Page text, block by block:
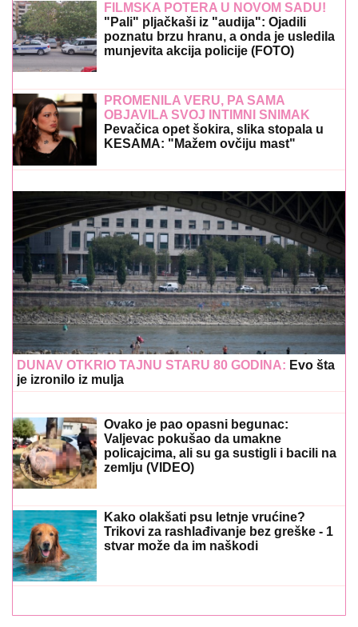
FILMSKA POTERA U NOVOM SADU!
"Pali" pljačkaši iz "audija": Ojadili
poznatu brzu hranu, a onda je usledila
munjevita akcija policije (FOTO)
PROMENILA VERU, PA SAMA
OBJAVILA SVOJ INTIMNI SNIMAK
Pevačica opet šokira, slika stopala u
KESAMA: "Mažem ovčiju mast"
DUNAV OTKRIO TAJNU STARU 80 GODINA: Evo šta
je izronilo iz mulja
Ovako je pao opasni begunac:
Valjevac pokušao da umakne
policajcima, ali su ga sustigli i bacili na
zemlju (VIDEO)
Kako olakšati psu letnje vrućine?
Trikovi za rashlađivanje bez greške - 1
stvar može da im naškodi